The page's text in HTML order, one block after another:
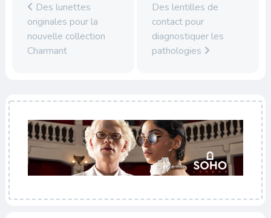
Des lunettes
originales pour la
nouvelle collection
Charmant
Des lentilles de
contact pour
diagnostiquer les
pathologies